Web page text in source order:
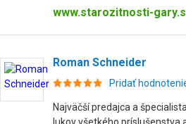
www.starozitnosti-
Roman Schneider
Pridať
Najväčší predajca a